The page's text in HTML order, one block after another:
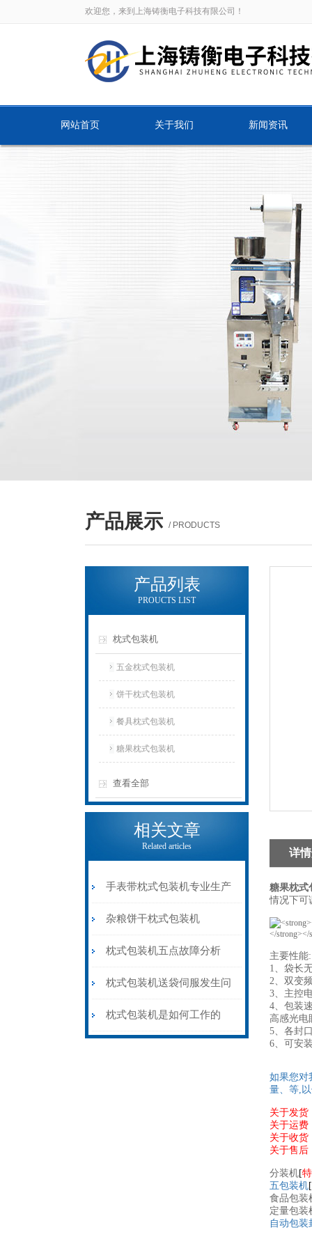
欢迎您，来到上海铸衡电子科技有限公司！
网站首页 关于我们 新闻资讯
产品展示 / PRODUCTS
产品列表
PROUCTS LIST
枕式包装机
五金枕式包装机
饼干枕式包装机
餐具枕式包装机
糖果枕式包装机
查看全部
相关文章
Related articles
手表带枕式包装机专业生产
杂粮饼干枕式包装机
枕式包装机五点故障分析
枕式包装机送袋伺服发生问
题时该如何解决
枕式包装机是如何工作的
详
糖果枕式
情况下可
主要性能:
1、袋长
2、双变
3、主控
4、包装
高感光电
5、各封
6、 可安
如果您对
量、等,
关于发货
关于运费
关于收货
关于售后
分装机[
五包装机[
食品包装
定量包装
自动包装